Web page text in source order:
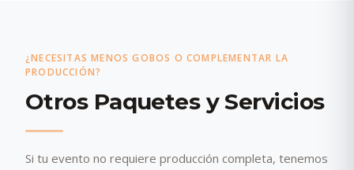
¿NECESITAS MENOS GOBOS O COMPLEMENTAR LA
PRODUCCIÓN?
Otros Paquetes y Servicios
Si tu evento no requiere producción completa, tenemos